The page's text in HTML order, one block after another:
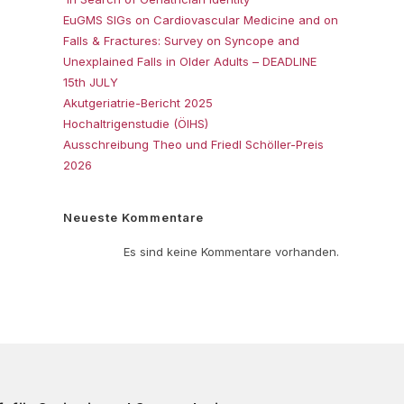
EuGMS SIGs on Cardiovascular Medicine and on
Falls & Fractures: Survey on Syncope and
Unexplained Falls in Older Adults – DEADLINE
15th JULY
Akutgeriatrie-Bericht 2025
Hochaltrigenstudie (ÖIHS)
Ausschreibung Theo und Friedl Schöller-Preis
2026
Neueste Kommentare
Es sind keine Kommentare vorhanden.